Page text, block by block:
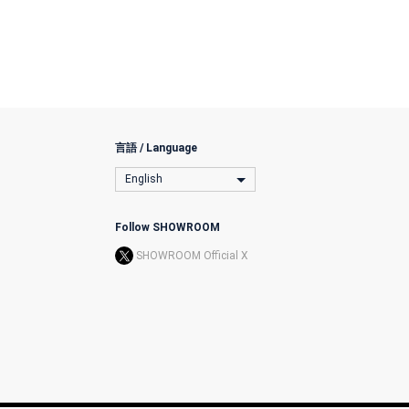
言語 / Language
English
Follow SHOWROOM
SHOWROOM Official X